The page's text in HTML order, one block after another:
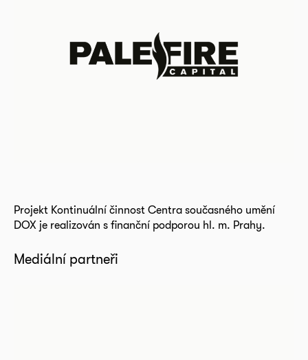
Projekt Kontinuální činnost Centra současného umění
DOX je realizován s finanční podporou hl. m. Prahy.
Mediální partneři